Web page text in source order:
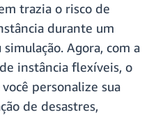
trazia o risco de
durante um
Agora, com a
instância flexíveis, o
personalize sua
de desastres,